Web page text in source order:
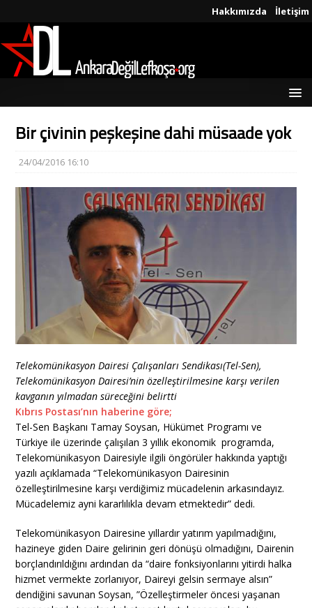
Hakkımızda İletişim
Bir çivinin peşkeşine dahi müsaade yok
24/04/2016 16:10
Telekomünikasyon Dairesi Çalışanları Sendikası(Tel-Sen),
Telekomünikasyon Dairesi’nin özelleştirilmesine karşı verilen
kavganın yılmadan süreceğini belirtti
Kıbrıs Postası’nın haberine göre;
Tel-Sen Başkanı Tamay Soysan, Hükümet Programı ve
Türkiye ile üzerinde çalışılan 3 yıllık ekonomik programda,
Telekomünikasyon Dairesiyle ilgili öngörüler hakkında yaptığı
yazılı açıklamada “Telekomünikasyon Dairesinin
özelleştirilmesine karşı verdiğimiz mücadelenin arkasındayız.
Mücadelemiz ayni kararlılıkla devam etmektedir” dedi.
Telekomünikasyon Dairesine yıllardır yatırım yapılmadığını,
hazineye giden Daire gelirinin geri dönüşü olmadığını, Dairenin
borçlandırıldığını ardından da “daire fonksiyonlarını yitirdi halka
hizmet vermekte zorlanıyor, Daireyi gelsin sermaye alsın”
dendiğini savunan Soysan, ”Özelleştirmeler öncesi yaşanan